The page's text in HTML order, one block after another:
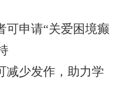
可申请“关爱困境癫
减少发作，助力学